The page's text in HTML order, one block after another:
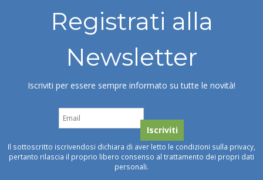
Registrati alla
Newsletter
Iscriviti per essere sempre informato su tutte le novità!
Il sottoscritto iscrivendosi dichiara di aver letto le condizioni sulla privacy,
pertanto rilascia il proprio libero consenso al trattamento dei propri dati
personali.